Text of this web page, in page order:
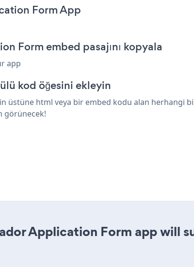
Form App
Form embed pasajını kopyala
app
kod öğesini ekleyin
html veya bir embed kodu alan herhangi bir
görünecek!
Application Form app will